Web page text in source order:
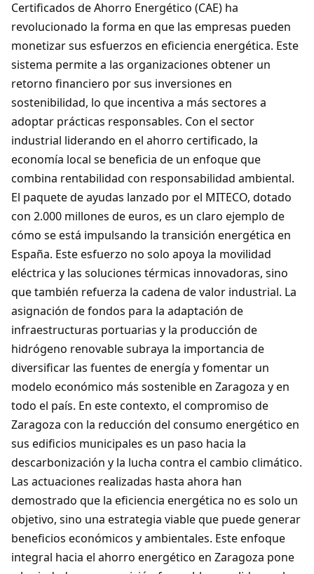
Certificados de Ahorro Energético (CAE) ha
revolucionado la forma en que las empresas pueden
monetizar sus esfuerzos en eficiencia energética. Este
sistema permite a las organizaciones obtener un
retorno financiero por sus inversiones en
sostenibilidad, lo que incentiva a más sectores a
adoptar prácticas responsables. Con el sector
industrial liderando en el ahorro certificado, la
economía local se beneficia de un enfoque que
combina rentabilidad con responsabilidad ambiental.
El paquete de ayudas lanzado por el MITECO, dotado
con 2.000 millones de euros, es un claro ejemplo de
cómo se está impulsando la transición energética en
España. Este esfuerzo no solo apoya la movilidad
eléctrica y las soluciones térmicas innovadoras, sino
que también refuerza la cadena de valor industrial. La
asignación de fondos para la adaptación de
infraestructuras portuarias y la producción de
hidrógeno renovable subraya la importancia de
diversificar las fuentes de energía y fomentar un
modelo económico más sostenible en Zaragoza y en
todo el país. En este contexto, el compromiso de
Zaragoza con la reducción del consumo energético en
sus edificios municipales es un paso hacia la
descarbonización y la lucha contra el cambio climático.
Las actuaciones realizadas hasta ahora han
demostrado que la eficiencia energética no es solo un
objetivo, sino una estrategia viable que puede generar
beneficios económicos y ambientales. Este enfoque
integral hacia el ahorro energético en Zaragoza pone